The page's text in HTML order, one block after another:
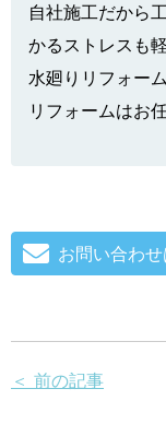
自社施工だから
かるストレスも
水廻りリフォー
リフォームはお
お問い合わ
＜ 前の記事